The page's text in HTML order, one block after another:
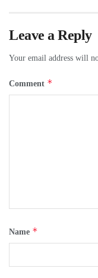
Leave a Reply
Your email address will
Comment *
Name *